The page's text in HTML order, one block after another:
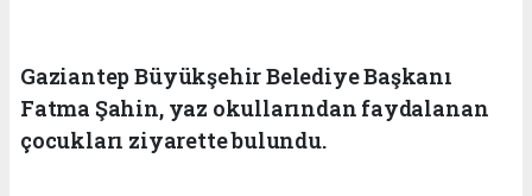
Gaziantep Büyükşehir Belediye Başkanı
Fatma Şahin, yaz okullarından faydalanan
çocukları ziyarette bulundu.